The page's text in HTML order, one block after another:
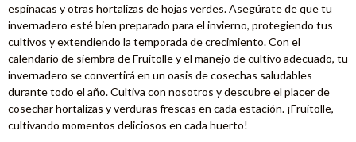
espinacas y otras hortalizas de hojas verdes. Asegúrate de que tu
invernadero esté bien preparado para el invierno, protegiendo tus
cultivos y extendiendo la temporada de crecimiento. Con el
calendario de siembra de Fruitolle y el manejo de cultivo adecuado, tu
invernadero se convertirá en un oasis de cosechas saludables
durante todo el año. Cultiva con nosotros y descubre el placer de
cosechar hortalizas y verduras frescas en cada estación. ¡Fruitolle,
cultivando momentos deliciosos en cada huerto!